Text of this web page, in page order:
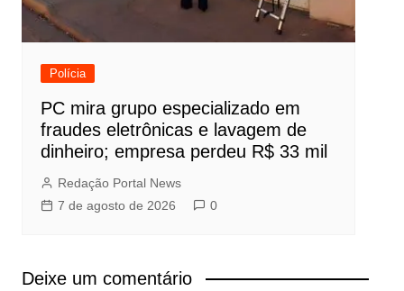
Polícia
PC mira grupo especializado em
fraudes eletrônicas e lavagem de
dinheiro; empresa perdeu R$ 33 mil
Redação Portal News
7 de agosto de 2026
0
Deixe um comentário